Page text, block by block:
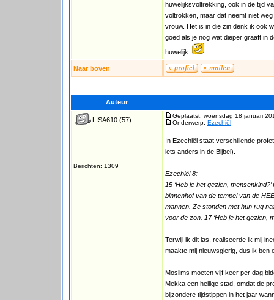
huwelijksvoltrekking, ook in de tijd
voltrokken, maar dat neemt niet
vrouw. Het is in die zin denk ik ook
goed als je nog wat dieper graaft in
huwelijk.
Naar boven
Auteur
LISA610 (57)
Berichten: 1309
Geplaatst: woensdag 18 januari
Onderwerp: Ezechiël
In Ezechiël staat verschillende
iets anders in de Bijbel).
Ezechiël 8:
15 ‘Heb je het gezien,
binnenhof van de tempel van de
mannen. Ze stonden met hun rug
voor de zon. 17 ‘Heb je het gezien,
Terwijl ik dit las, realiseerde ik mij
maakte mij nieuwsgierig, dus ik ben
Moslims moeten vijf keer per dag
Mekka een heilige stad, omdat de
bijzondere tijdstippen in het jaar